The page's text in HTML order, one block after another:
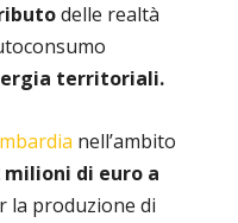
delle realtà
territoriali.
nell’ambito
milioni di euro a
la produzione di